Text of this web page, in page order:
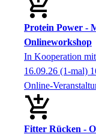
Protein Power -
Onlineworkshop
In Kooperation
16.09.26 (1-mal)
Online-
Fitter Rücken -